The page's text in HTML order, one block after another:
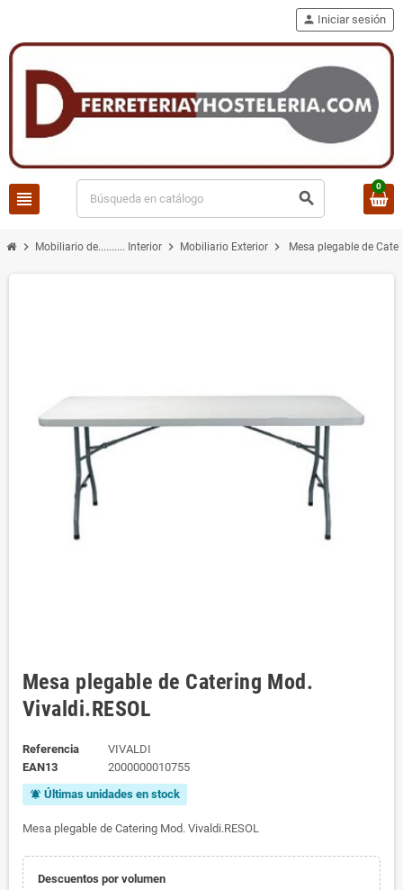
view_headline search
person Iniciar sesión
0
chevron_right Mobiliario de.......... Interior chevron_right Mobiliario Exterior chevron_right Mesa plegable de
Mesa plegable de Catering Mod.
Vivaldi.RESOL
Referencia
VIVALDI
EAN13
2000000010755
notifications_active Últimas unidades en stock
Mesa plegable de Catering Mod. Vivaldi.RESOL
Descuentos por volumen